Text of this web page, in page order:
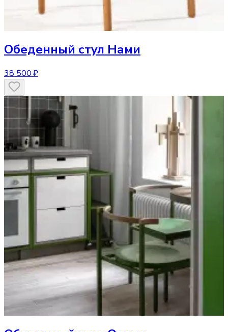
Обеденный стул Нами
38 500 ₽